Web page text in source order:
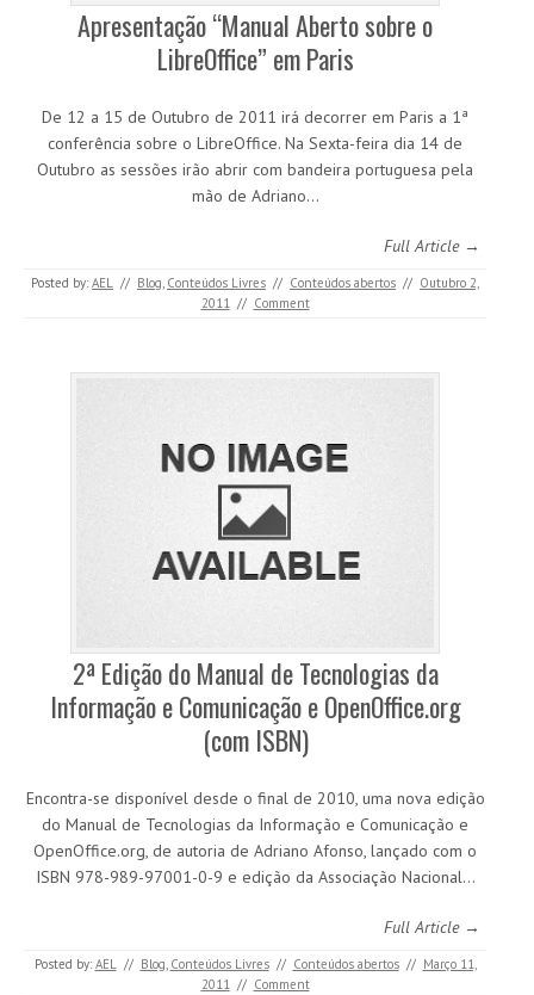
Apresentação “Manual Aberto sobre o
LibreOffice” em Paris
De 12 a 15 de Outubro de 2011 irá decorrer em Paris a 1ª
conferência sobre o LibreOffice. Na Sexta-feira dia 14 de
Outubro as sessões irão abrir com bandeira portuguesa pela
mão de Adriano…
Full Article →
Posted by: AEL // Blog, Conteúdos Livres // Conteúdos abertos // Outubro 2,
2011 // Comment
2ª Edição do Manual de Tecnologias da
Informação e Comunicação e OpenOffice.org
(com ISBN)
Encontra-se disponível desde o final de 2010, uma nova edição
do Manual de Tecnologias da Informação e Comunicação e
OpenOffice.org, de autoria de Adriano Afonso, lançado com o
ISBN 978-989-97001-0-9 e edição da Associação Nacional…
Full Article →
Posted by: AEL // Blog, Conteúdos Livres // Conteúdos abertos // Março 11,
2011 // Comment